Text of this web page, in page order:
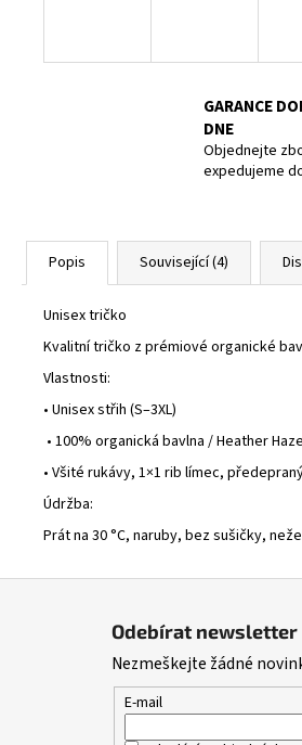
GARANCE
DNE
Objednejte
expedujeme
Popis Související (4)
Unisex tričko
Kvalitní tričko z prémiové organické
Vlastnosti:
• Unisex střih (S–3XL)
• 100% organická bavlna / Heather
• Všité rukávy, 1×1 rib límec,
Údržba:
Prát na 30 °C, naruby, bez sušičky,
Odebírat newsletter
Nezmeškejte žádné
E-mail